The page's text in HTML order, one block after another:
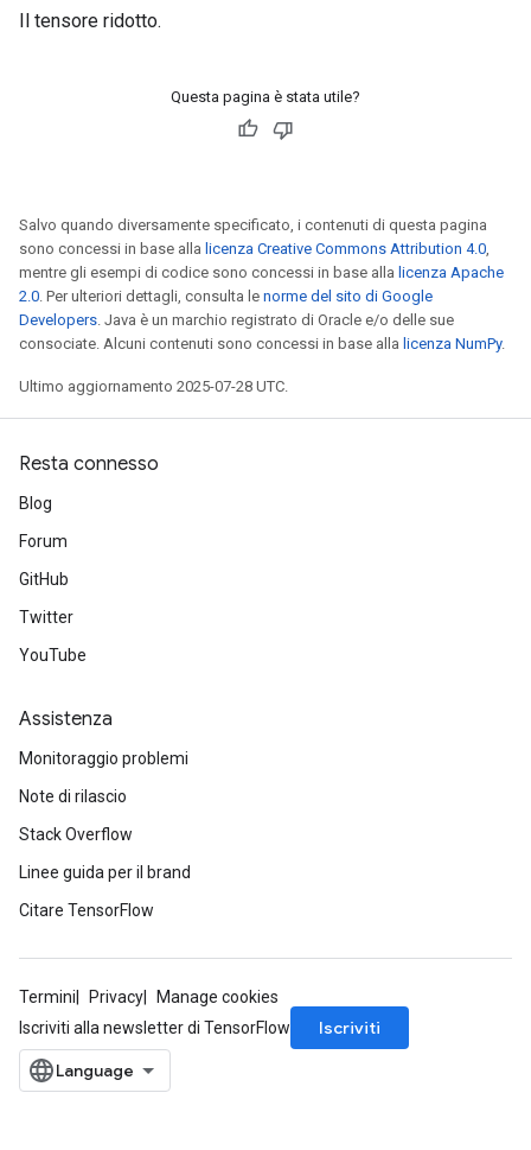
Il tensore ridotto.
Questa pagina è stata utile?
Salvo quando diversamente specificato, i contenuti di questa pagina
sono concessi in base alla licenza Creative Commons Attribution 4.0,
mentre gli esempi di codice sono concessi in base alla licenza Apache
2.0. Per ulteriori dettagli, consulta le norme del sito di Google
Developers. Java è un marchio registrato di Oracle e/o delle sue
consociate. Alcuni contenuti sono concessi in base alla licenza NumPy.
Ultimo aggiornamento 2025-07-28 UTC.
Resta connesso
Blog
Forum
GitHub
Twitter
YouTube
Assistenza
Monitoraggio problemi
Note di rilascio
Stack Overflow
Linee guida per il brand
Citare TensorFlow
Termini Privacy
Manage cookies
Iscriviti alla newsletter di TensorFlow
Iscriviti